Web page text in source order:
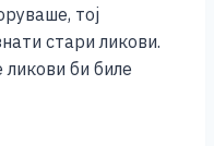
тој
стари ликови.
би биле